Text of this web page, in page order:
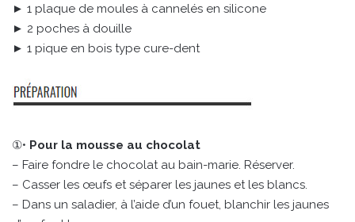
► 1 plaque de moules à cannelés en silicone
► 2 poches à douille
► 1 pique en bois type cure-dent
①• Pour la mousse au chocolat
– Faire fondre le chocolat au bain-marie. Réserver.
– Casser les œufs et séparer les jaunes et les blancs.
– Dans un saladier, à l’aide d’un fouet, blanchir les jaunes